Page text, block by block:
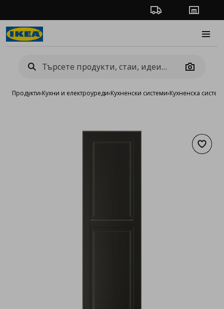
Проследяване на
Camera
Продукти›Кухни и електроуреди›Кухненски системи›Кухненска